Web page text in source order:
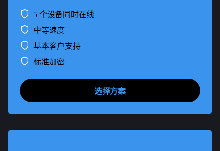
5 个设备同时在线
中等速度
基本客户支持
标准加密
选择方案